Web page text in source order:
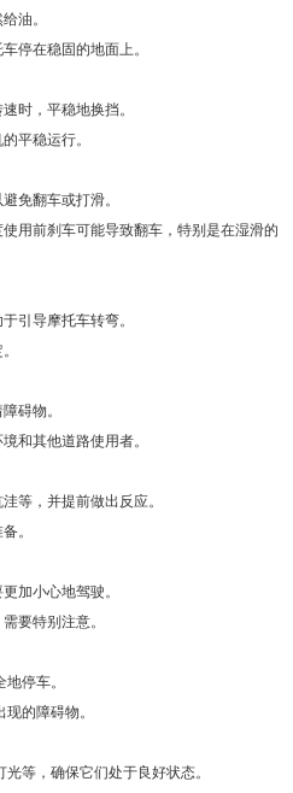
油。
停在稳固的地面上。
时，平稳地换挡。
平稳运行。
免翻车或打滑。
用前刹车可能导致翻车，特别是在湿滑的
引导摩托车转弯。
碍物。
和其他道路使用者。
等，并提前做出反应。
。
加小心地驾驶。
要特别注意。
停车。
的障碍物。
等，确保它们处于良好状态。